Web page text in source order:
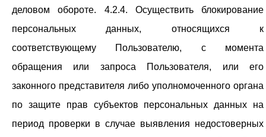
деловом обороте. 4.2.4. Осуществить блокирование
персональных данных, относящихся к
соответствующему Пользователю, с момента
обращения или запроса Пользователя, или его
законного представителя либо уполномоченного органа
по защите прав субъектов персональных данных на
период проверки в случае выявления недостоверных